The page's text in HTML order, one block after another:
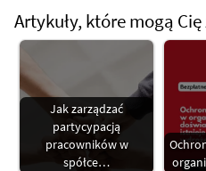
Artykuły, które mogą
Jak zarządzać
partycypacją
pracowników w
spółce…